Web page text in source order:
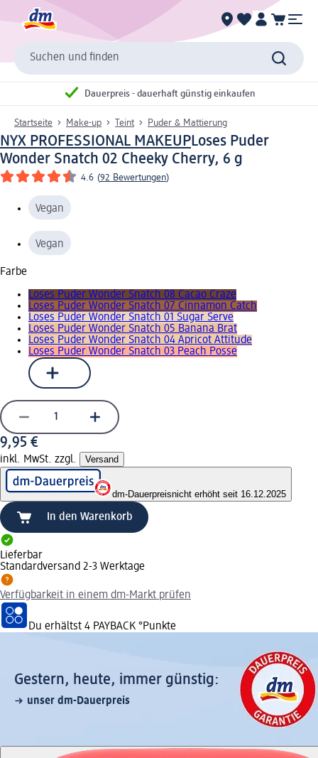
Suchen und finden
Dauerpreis - dauerhaft günstig einkaufen
Startseite Make-up Teint Puder & Mattierung
NYX PROFESSIONAL MAKEUPLoses Puder
Wonder Snatch 02 Cheeky Cherry, 6 g
4.6 (92 Bewertungen)
Vegan
Vegan
Farbe
Loses Puder Wonder Snatch 08 Cacao Craze
Loses Puder Wonder Snatch 07 Cinnamon Catch
Loses Puder Wonder Snatch 01 Sugar Serve
Loses Puder Wonder Snatch 05 Banana Brat
Loses Puder Wonder Snatch 04 Apricot Attitude
Loses Puder Wonder Snatch 03 Peach Posse
9,95 €
inkl. MwSt. zzgl. Versand
dm-Dauerpreisnicht erhöht seit 16.12.2025
In den Warenkorb
Lieferbar
Standardversand 2-3 Werktage
Verfügbarkeit in einem dm-Markt prüfen
Du erhältst 4 PAYBACK °Punkte
Gestern, heute, immer günstig:
unser dm-Dauerpreis